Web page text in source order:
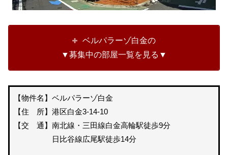
ベルパラーゾ白金の
▼募集中の部屋一覧を見る▼
【物件名】ベルパラーゾ白金
【住 所】港区白金3-14-10
【交 通】南北線・三田線白金高輪駅徒歩9分
日比谷線広尾駅徒歩14分